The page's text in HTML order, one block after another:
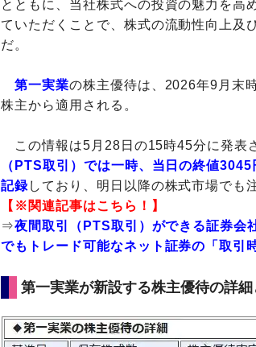
とともに、当社株式への投資の魅力を高
ていただくことで、株式の流動性向上及
だ。
第一実業の株主優待は、2026年9月末
株主から適用される。
この情報は5月28日の15時45分に発表
（PTS取引）では一時、当日の終値
記録しており、明日以降の株式市場でも
【※関連記事はこちら！】
⇒夜間取引（PTS取引）ができる証券会
でもトレード可能なネット証券の「取引
第一実業が新設する株主優待の詳細